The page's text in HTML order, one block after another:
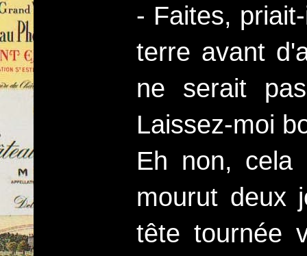
- Faites,
terre avant
ne serait
Laissez-moi
Eh non, cela
mourut deux
tête tournée